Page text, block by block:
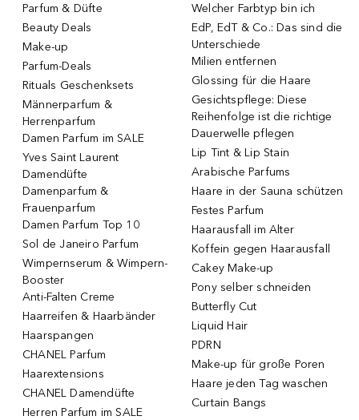
Parfum & Düfte
Beauty Deals
Make-up
Parfum-Deals
Rituals Geschenksets
Männerparfum &
Herrenparfum
Damen Parfum im SALE
Yves Saint Laurent
Damendüfte
Damenparfum &
Frauenparfum
Damen Parfum Top 10
Sol de Janeiro Parfum
Wimpernserum & Wimpern-
Booster
Anti-Falten Creme
Haarreifen & Haarbänder
Haarspangen
CHANEL Parfum
Haarextensions
CHANEL Damendüfte
Herren Parfum im SALE
Welcher Farbtyp bin ich
EdP, EdT & Co.: Das sind die
Unterschiede
Milien entfernen
Glossing für die Haare
Gesichtspflege: Diese
Reihenfolge ist die richtige
Dauerwelle pflegen
Lip Tint & Lip Stain
Arabische Parfums
Haare in der Sauna schützen
Festes Parfum
Haarausfall im Alter
Koffein gegen Haarausfall
Cakey Make-up
Pony selber schneiden
Butterfly Cut
Liquid Hair
PDRN
Make-up für große Poren
Haare jeden Tag waschen
Curtain Bangs